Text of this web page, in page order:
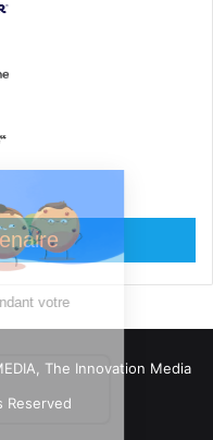
The Innovation Media
Reserved